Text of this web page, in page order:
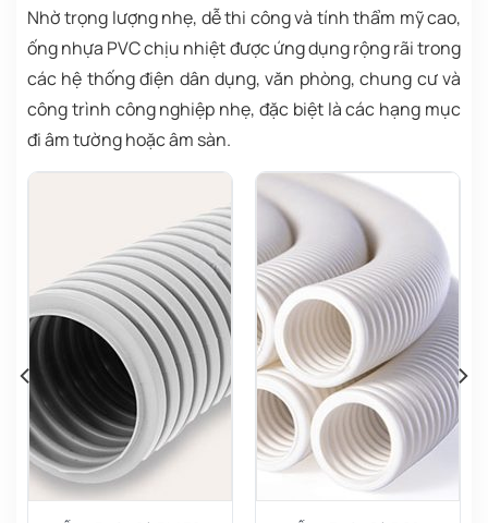
Nhờ trọng lượng nhẹ, dễ thi công và tính thẩm mỹ cao,
ống nhựa PVC chịu nhiệt được ứng dụng rộng rãi trong
các hệ thống điện dân dụng, văn phòng, chung cư và
công trình công nghiệp nhẹ, đặc biệt là các hạng mục
đi âm tường hoặc âm sàn.